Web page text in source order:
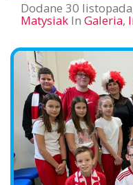
Dodane 30
Matysiak In Galeria,